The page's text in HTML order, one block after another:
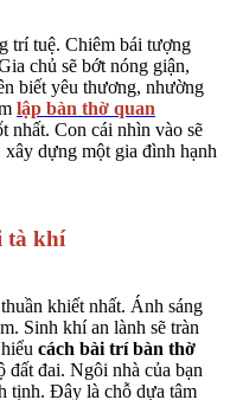
trí tuệ. Chiêm bái tượng
chủ sẽ bớt nóng giận,
biết yêu thương, nhường
lập bàn thờ quan
nhất. Con cái nhìn vào sẽ
dựng một gia đình hạnh
tà khí
khiết nhất. Ánh sáng
Sinh khí an lành sẽ tràn
cách bài trí bàn thờ
đất đai. Ngôi nhà của bạn
tịnh. Đây là chỗ dựa tâm